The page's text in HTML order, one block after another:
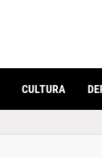
CULTURA